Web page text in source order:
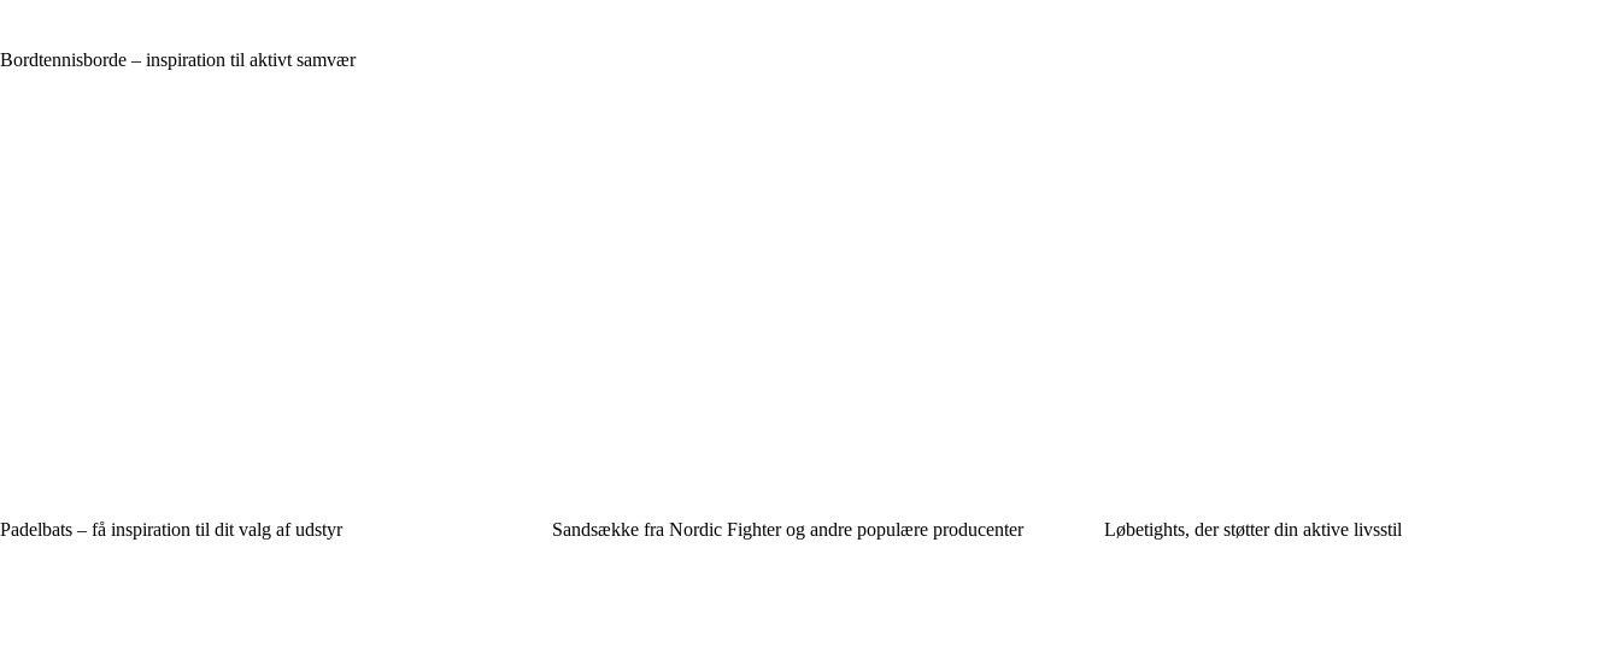
Bordtennisborde – inspiration til aktivt samvær
Padelbats – få inspiration til dit valg af udstyr Sandsække fra Nordic Fighter og andre populære producenter Løbetights, der støtter din aktive livsstil